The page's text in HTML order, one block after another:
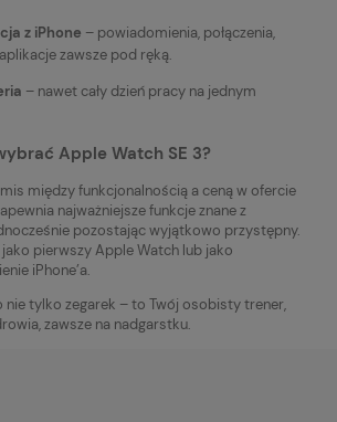
z iPhone – powiadomienia, połączenia,
zawsze pod ręką.
– nawet cały dzień pracy na jednym
Apple Watch SE 3?
między funkcjonalnością a ceną w ofercie
najważniejsze funkcje znane z
pozostając wyjątkowo przystępny.
pierwszy Apple Watch lub jako
iPhone’a.
nie tylko zegarek – to Twój osobisty trener,
zawsze na nadgarstku.